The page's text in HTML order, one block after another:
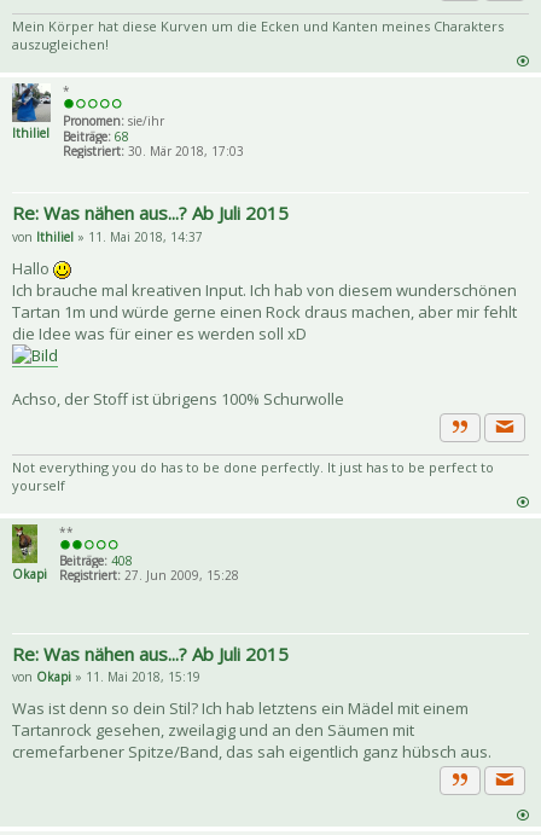
Zitat
Mein Körper hat diese Kurven um die Ecken und Kanten meines Charakters
auszugleichen!
Ithiliel
*
Pronomen: sie/ihr
Beiträge: 68
Registriert: 30. Mär 2018, 17:03
Re: Was nähen aus...? Ab Juli 2015
von Ithiliel » 11. Mai 2018, 14:37
Hallo
Ich brauche mal kreativen Input. Ich hab von diesem wunderschönen
Tartan 1m und würde gerne einen Rock draus machen, aber mir fehlt
die Idee was für einer es werden soll xD
Achso, der Stoff ist übrigens 100% Schurwolle
Zitat
Not everything you do has to be done perfectly. It just has to be perfect to
yourself
Okapi
**
Beiträge: 408
Registriert: 27. Jun 2009, 15:28
Re: Was nähen aus...? Ab Juli 2015
von Okapi » 11. Mai 2018, 15:19
Was ist denn so dein Stil? Ich hab letztens ein Mädel mit einem
Tartanrock gesehen, zweilagig und an den Säumen mit
cremefarbener Spitze/Band, das sah eigentlich ganz hübsch aus.
Zitat